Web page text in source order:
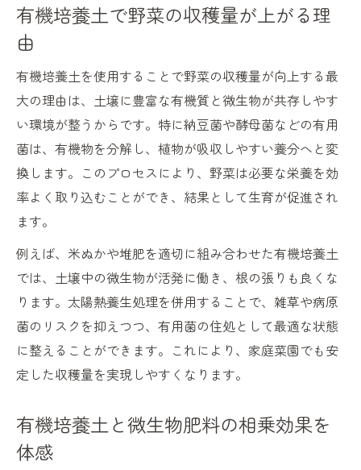
有機培養土で野菜の収穫量が上がる理
由
有機培養土を使用することで野菜の収穫量が向上する最
大の理由は、土壌に豊富な有機質と微生物が共存しやす
い環境が整うからです。特に納豆菌や酵母菌などの有用
菌は、有機物を分解し、植物が吸収しやすい養分へと変
換します。このプロセスにより、野菜は必要な栄養を効
率よく取り込むことができ、結果として生育が促進され
ます。
例えば、米ぬかや堆肥を適切に組み合わせた有機培養土
では、土壌中の微生物が活発に働き、根の張りも良くな
ります。太陽熱養生処理を併用することで、雑草や病原
菌のリスクを抑えつつ、有用菌の住処として最適な状態
に整えることができます。これにより、家庭菜園でも安
定した収穫量を実現しやすくなります。
有機培養土と微生物肥料の相乗効果を
体感